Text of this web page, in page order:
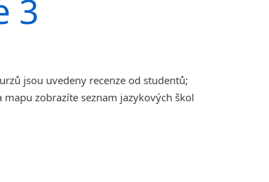
3
jsou uvedeny recenze od studentů;
zobrazíte seznam jazykových škol